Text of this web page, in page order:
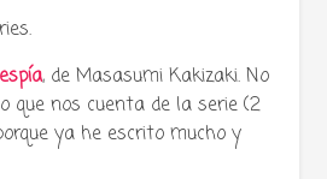
, de Masasumi Kakizaki. No
que nos cuenta de la serie (2
ya he escrito mucho y